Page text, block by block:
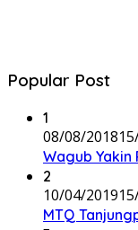
Popular Post
1
08/08/2018
Wagub Yakin
2
10/04/2019
MTQ